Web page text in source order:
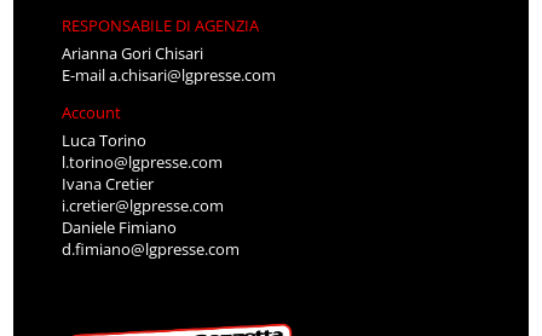
RESPONSABILE DI AGENZIA
Arianna Gori Chisari
E-maila.chisari@lgpresse.com
Account
Luca Torino
l.torino@lgpresse.com
Ivana Cretier
i.cretier@lgpresse.com
Daniele Fimiano
d.fimiano@lgpresse.com